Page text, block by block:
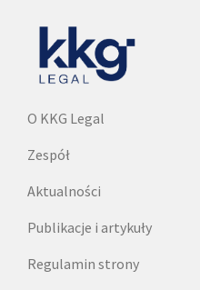
O KKG Legal
Zespół
Aktualności
Publikacje i artykuły
Regulamin strony